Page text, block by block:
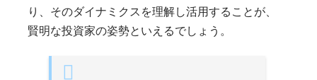
り、そのダイナミクスを理解し活用することが、
賢明な投資家の姿勢といえるでしょう。